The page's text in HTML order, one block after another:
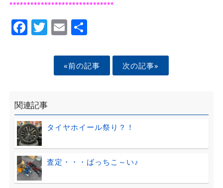
******************************
Facebook
Twitter
EmailShare
«前の記事 次の記事»
関連記事
タイヤホイール祭り？！
査定・・・ばっちこ～い♪